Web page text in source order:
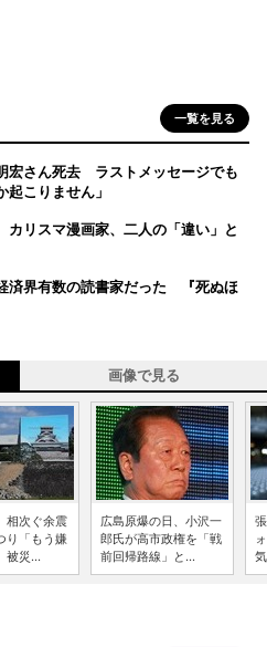
一覧を見る
宏さん死去 ラストメッセージでも
こりません」
リスマ漫画家、二人の「違い」と
済界有数の読書家だった 『死ぬほ
画像で見る
相次ぐ余震
り「もう嫌
災...
広島原爆の日、小沢一
郎氏が高市政権を「戦
前回帰路線」と...